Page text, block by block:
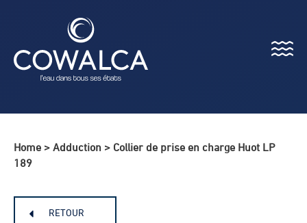
Menu
Home > Adduction > Collier de prise en charge Huot LP
189
RETOUR